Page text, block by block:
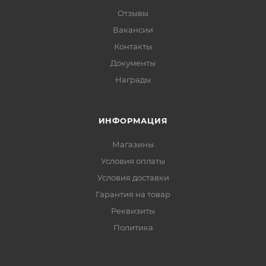
Отзывы
Вакансии
Контакты
Документы
Награды
ИНФОРМАЦИЯ
Магазины
Условия оплаты
Условия доставки
Гарантия на товар
Реквизиты
Политика